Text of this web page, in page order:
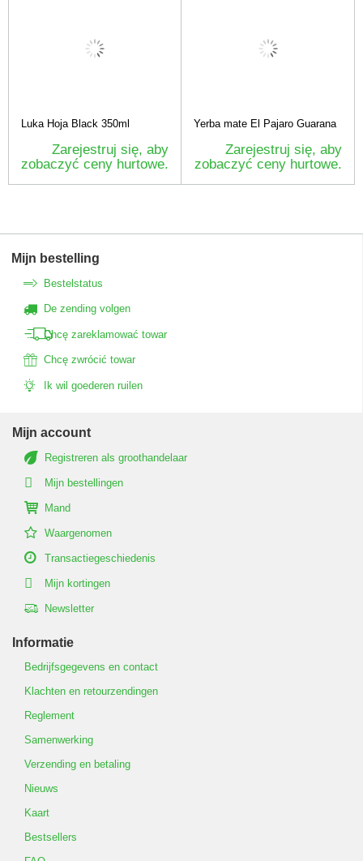
Luka Hoja Black 350ml
Zarejestruj się, aby
zobaczyć ceny hurtowe.
Yerba mate El Pajaro Guarana
Zarejestruj się, aby
zobaczyć ceny hurtowe.
Mijn bestelling
Bestelstatus
De zending volgen
Chcę zareklamować towar
Chcę zwrócić towar
Ik wil goederen ruilen
Mijn account
Registreren als groothandelaar
Mijn bestellingen
Mand
Waargenomen
Transactiegeschiedenis
Mijn kortingen
Newsletter
Informatie
Bedrijfsgegevens en contact
Klachten en retourzendingen
Reglement
Samenwerking
Verzending en betaling
Nieuws
Kaart
Bestsellers